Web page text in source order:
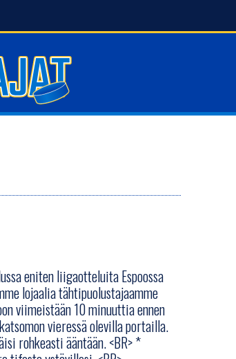
eniten liigaotteluita Espoossa
lojaalia tähtipuolustajaamme
viimeistään 10 minuuttia ennen
vieressä olevilla portailla.
rohkeasti ääntään. <BR> *